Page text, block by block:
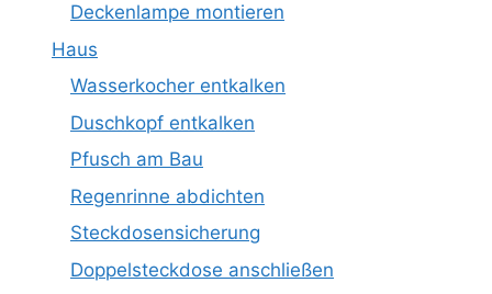
Deckenlampe montieren
Haus
Wasserkocher entkalken
Duschkopf entkalken
Pfusch am Bau
Regenrinne abdichten
Steckdosensicherung
Doppelsteckdose anschließen